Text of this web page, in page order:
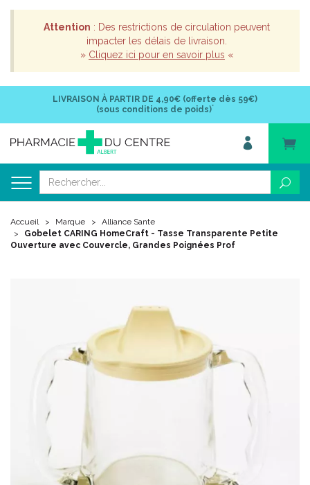
Attention : Des restrictions de circulation peuvent
impacter les délais de livraison.
» Cliquez ici pour en savoir plus «
LIVRAISON À PARTIR DE 4,90€ (offerte dès 59€)
(sous conditions de poids)*
Accueil Marque
Alliance Sante
Gobelet CARING HomeCraft - Tasse Transparente Petite
Ouverture avec Couvercle, Grandes Poignées Prof